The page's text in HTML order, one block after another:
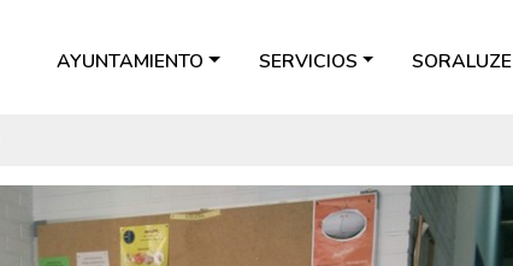
AYUNTAMIENTO SERVICIOS SORALUZE